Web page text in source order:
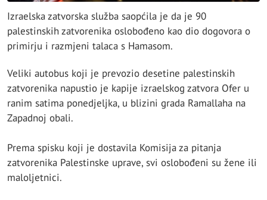
Izraelska zatvorska služba saopćila je da je 90
palestinskih zatvorenika oslobođeno kao dio dogovora o
primirju i razmjeni talaca s Hamasom.
Veliki autobus koji je prevozio desetine palestinskih
zatvorenika napustio je kapije izraelskog zatvora Ofer u
ranim satima ponedjeljka, u blizini grada Ramallaha na
Zapadnoj obali.
Prema spisku koji je dostavila Komisija za pitanja
zatvorenika Palestinske uprave, svi oslobođeni su žene ili
maloljetnici.